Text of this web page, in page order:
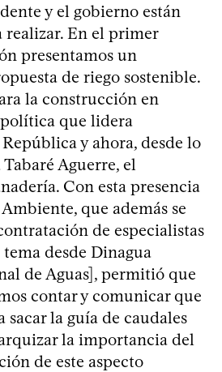
y el gobierno están
En el primer
presentamos un
de riego sostenible.
la construcción en
que lidera
y ahora, desde lo
Aguerre, el
Con esta presencia
que además se
de especialistas
desde Dinagua
de Aguas], permitió que
contar y comunicar que
sacar la guía de caudales
la importancia del
de este aspecto